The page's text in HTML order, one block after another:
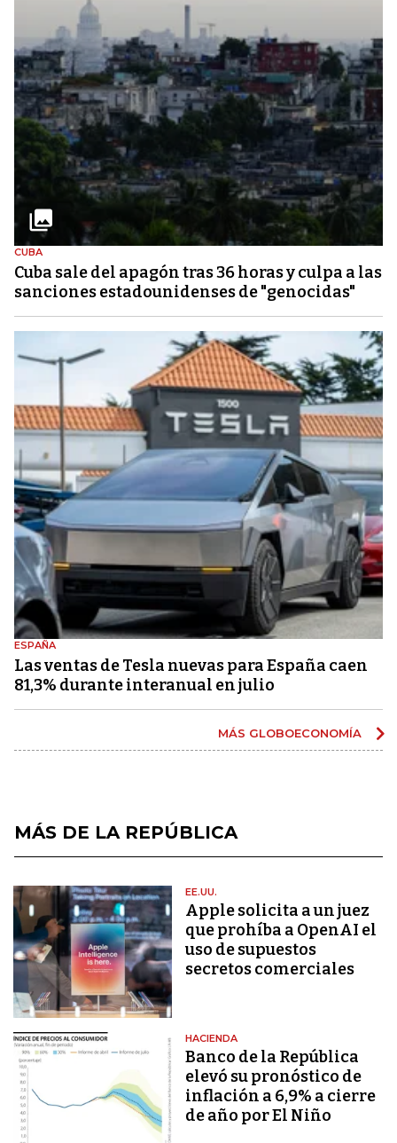
CUBA
Cuba sale del apagón tras 36 horas y culpa a las
sanciones estadounidenses de "genocidas"
ESPAÑA
Las ventas de Tesla nuevas para España caen
81,3% durante interanual en julio
MÁS GLOBOECONOMÍA
MÁS DE LA REPÚBLICA
EE.UU.
Apple solicita a un juez
que prohíba a OpenAI el
uso de supuestos
secretos comerciales
HACIENDA
Banco de la República
elevó su pronóstico de
inflación a 6,9% a cierre
de año por El Niño